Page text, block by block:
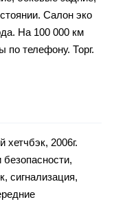
Салон эко
На 100 000 км
по телефону. Торг.
хетчбэк, 2006г.
сигнализация,